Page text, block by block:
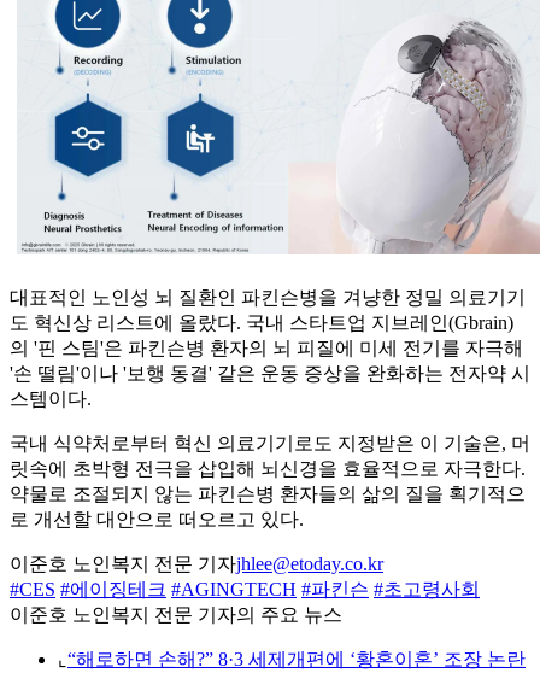
대표적인 노인성 뇌 질환인 파킨슨병을 겨냥한 정밀 의료기기
도 혁신상 리스트에 올랐다. 국내 스타트업 지브레인(Gbrain)
의 '핀 스팀'은 파킨슨병 환자의 뇌 피질에 미세 전기를 자극해
'손 떨림'이나 '보행 동결' 같은 운동 증상을 완화하는 전자약 시
스템이다.
국내 식약처로부터 혁신 의료기기로도 지정받은 이 기술은, 머
릿속에 초박형 전극을 삽입해 뇌신경을 효율적으로 자극한다.
약물로 조절되지 않는 파킨슨병 환자들의 삶의 질을 획기적으
로 개선할 대안으로 떠오르고 있다.
이준호 노인복지 전문 기자jhlee@etoday.co.kr
#CES #에이징테크 #AGINGTECH #파킨슨 #초고령사회
이준호 노인복지 전문 기자의 주요 뉴스
⌞ “해로하면 손해?” 8·3 세제개편에 ‘황혼이혼’ 조장 논란